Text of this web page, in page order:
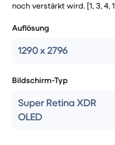
noch verstärkt wird. [1, 3, 4,
Auflösung
1290 x 2796
Bildschirm-Typ
Super Retina XDR
OLED